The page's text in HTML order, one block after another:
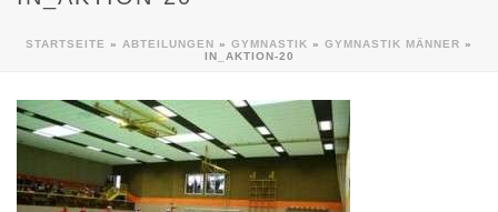
STARTSEITE » ABTEILUNGEN » GYMNASTIK » GYMNASTIK MÄNNER »
IN_AKTION-20